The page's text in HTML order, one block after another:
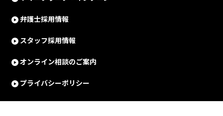
弁護士採用情報
スタッフ採用情報
オンライン相談のご案内
プライバシーポリシー